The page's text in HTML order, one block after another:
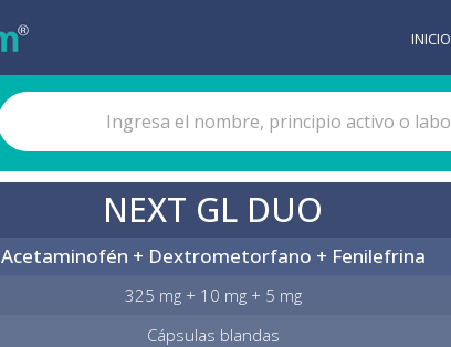
INICIO
NEXT GL DUO
Acetaminofén + Dextrometorfano + Fenilefrina
325 mg + 10 mg + 5 mg
Cápsulas blandas